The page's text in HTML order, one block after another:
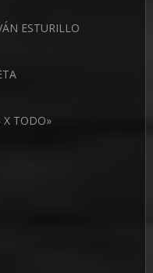
ESTURILLO
X TODO»